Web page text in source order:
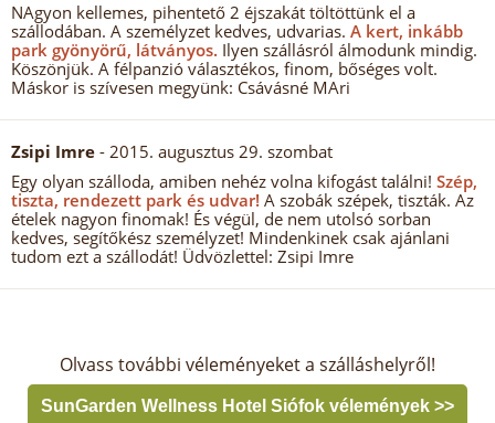
NAgyon kellemes, pihentető 2 éjszakát töltöttünk el a
szállodában. A személyzet kedves, udvarias. A kert, inkább
park gyönyörű, látványos. Ilyen szállásról álmodunk mindig.
Köszönjük. A félpanzió választékos, finom, bőséges volt.
Máskor is szívesen megyünk: Csávásné MAri
Zsipi Imre - 2015. augusztus 29. szombat
Egy olyan szálloda, amiben nehéz volna kifogást találni! Szép,
tiszta, rendezett park és udvar! A szobák szépek, tiszták. Az
ételek nagyon finomak! És végül, de nem utolsó sorban
kedves, segítőkész személyzet! Mindenkinek csak ajánlani
tudom ezt a szállodát! Üdvözlettel: Zsipi Imre
Olvass további véleményeket a szálláshelyről!
SunGarden Wellness Hotel Siófok vélemények >>